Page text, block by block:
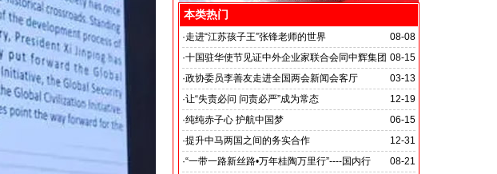
本类热门
08-08
·走进“江苏孩子王”张锋老师的世界
08-15
·十国驻华使节见证中外企业家联合会同中辉集团
签署战略合作备忘录
03-13
·政协委员李善友走进全国两会新闻会客厅
12-19
·让“失责必问 问责必严”成为常态
06-15
·纯纯赤子心 护航中国梦
12-31
·提升中马两国之间的务实合作
马达加斯加总统埃里会见中国艺术银行董事长、中外新
08-21
·“一带一路新丝路•万年桂陶万里行”----国内行